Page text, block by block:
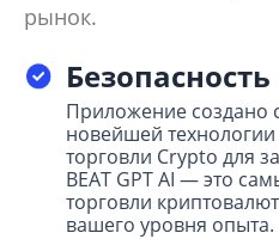
рынок.
Безопасность
Приложение создано
новейшей
торговли Crypto для
BEAT GPT AI — это
торговли
вашего уровня опыта.